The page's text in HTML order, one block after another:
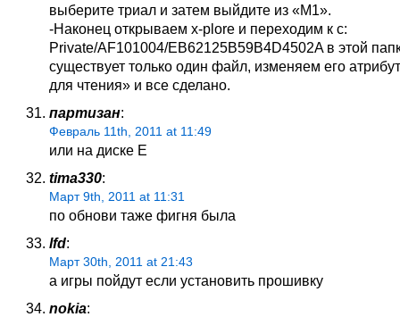
выберите триал и затем выйдите из «М1».
-Наконец открываем x-plore и переходим к c:
Private/AF101004/EB62125B59B4D4502A в этой
существует только один файл, изменяем его
для чтения» и все сделано.
партизан:
Февраль 11th, 2011 at 11:49
или на диске Е
tima330:
Март 9th, 2011 at 11:31
по обнови таже фигня была
lfd:
Март 30th, 2011 at 21:43
а игры пойдут если установить прошивку
nokia: